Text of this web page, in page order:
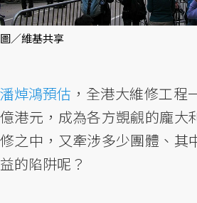
圖／維基共享
潘焯鴻預估 ，全港大維修工程
億港元，成為各方覬覦的龐大
修之中，又牽涉多少團體、其
益的陷阱呢？